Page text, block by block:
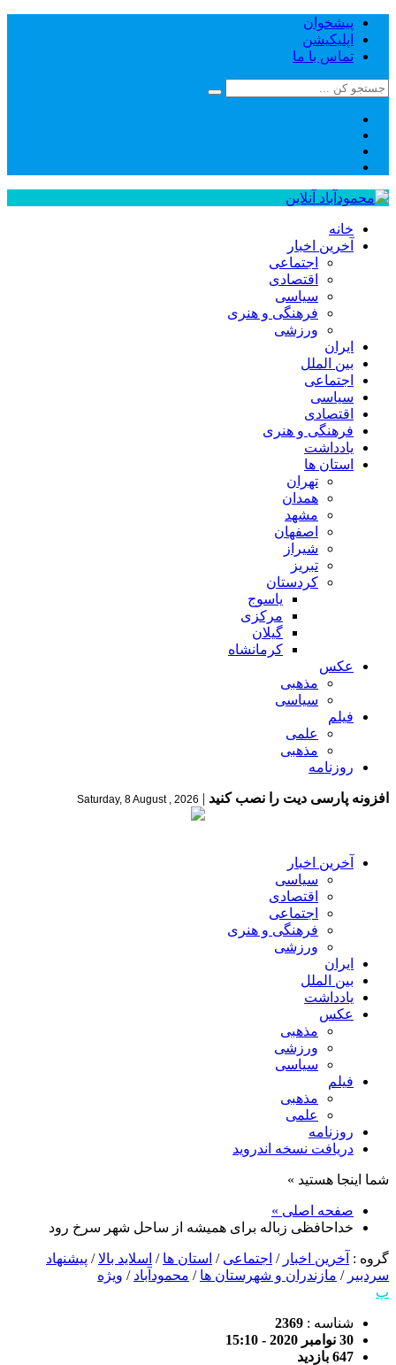
پیشخوان
اپلیکیشن
تماس با ما
خانه
آخرین اخبار
اجتماعی
اقتصادی
سیاسی
فرهنگی و هنری
ورزشی
ایران
بین الملل
اجتماعی
سیاسی
اقتصادی
فرهنگی و هنری
یادداشت
استان ها
تهران
همدان
مشهد
اصفهان
شیراز
تبریز
کردستان
یاسوج
مرکزی
گیلان
کرمانشاه
عکس
مذهبی
سیاسی
فیلم
علمی
مذهبی
روزنامه
افزونه پارسی دیت را نصب کنید |
Saturday, 8 August , 2026
آخرین اخبار
سیاسی
اقتصادی
اجتماعی
فرهنگی و هنری
ورزشی
ایران
بین الملل
یادداشت
عکس
مذهبی
ورزشی
سیاسی
فیلم
مذهبی
علمی
روزنامه
دریافت نسخه اندروید
شما اینجا هستید »
صفحه اصلی »
خداحافظی زباله برای همیشه از ساحل شهر سرخ رود
گروه : آخرین اخبار / اجتماعی / استان ها / اسلاید بالا/ پیشنهاد
سردبیر / مازندران و شهرستان ها / محمودآباد / ویژه
پ
شناسه : 2369
30 نوامبر 2020 - 15:10
647 بازدید